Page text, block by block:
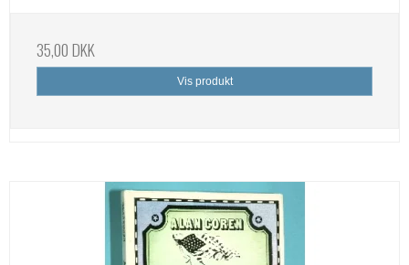
35,00 DKK
Vis produkt